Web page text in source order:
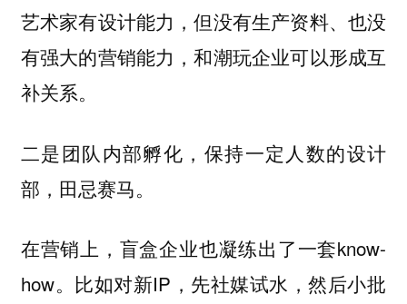
艺术家有设计能力，但没有生产资料、也没
有强大的营销能力，和潮玩企业可以形成互
补关系。
二是团队内部孵化，保持一定人数的设计
部，田忌赛马。
在营销上，盲盒企业也凝练出了一套know-
how。比如对新IP，先社媒试水，然后小批